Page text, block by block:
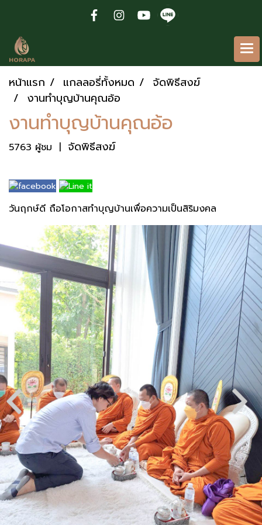
หน้าแรก แกลลอรี่ทั้งหมด
จัดพิธีสงฆ์
งานทำบุญบ้านคุณอ้อ
งานทำบุญบ้านคุณอ้อ
5763 ผู้ชม | จัดพิธีสงฆ์
วันฤกษ์ดี ถือโอกาสทำบุญบ้านเพื่อความเป็นสิริมงคล